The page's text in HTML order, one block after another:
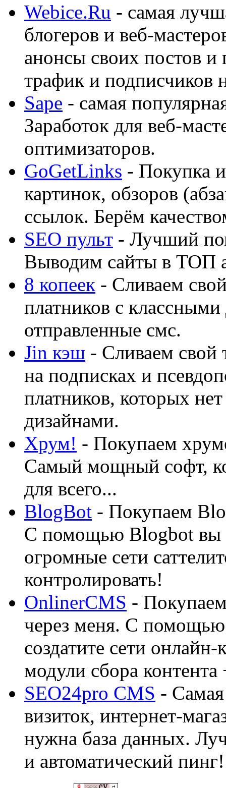
Webice.Ru - самая
блогеров и веб-
анонсы своих постов
трафик и подписчиков
Sape - самая
Заработок для веб-
оптимизаторов.
GoGetLinks - Покупка
картинок, обзоров
ссылок. Берём
SEO пульт - Лучший
Выводим сайты в ТОП
8 копеек - Сливаем
платников с
отправленные смс.
Jin кэш - Сливаем свой
на подписках и
платников, которых
дизайнами.
Хрум! - Покупаем
Самый мощный софт,
для всего...
BlogBot - Покупаем
С помощью Blogbot вы
огромные сети
контролировать!
OnlinerCMS -
через меня. С помощью
создатите сети
модули сбора
SEO24pro CMS -
визиток, интернет-
нужна база данных.
и автоматический пинг!